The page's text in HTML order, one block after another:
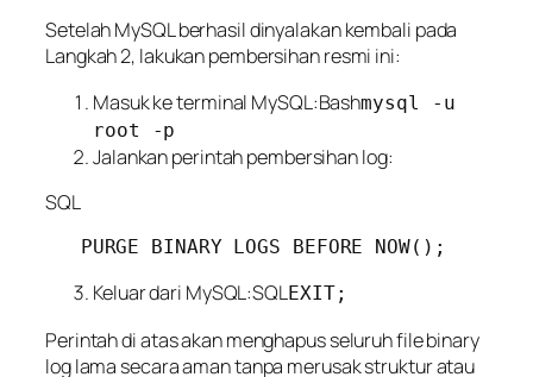
Setelah MySQL berhasil dinyalakan kembali pada
Langkah 2, lakukan pembersihan resmi ini:
Masuk ke terminal MySQL:Bashmysql -u
root -p
Jalankan perintah pembersihan log:
SQL
Keluar dari MySQL:SQLEXIT;
Perintah di atas akan menghapus seluruh file binary
log lama secara aman tanpa merusak struktur atau